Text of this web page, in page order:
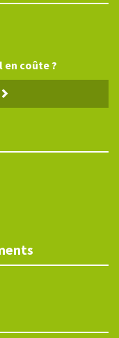
en coûte ?